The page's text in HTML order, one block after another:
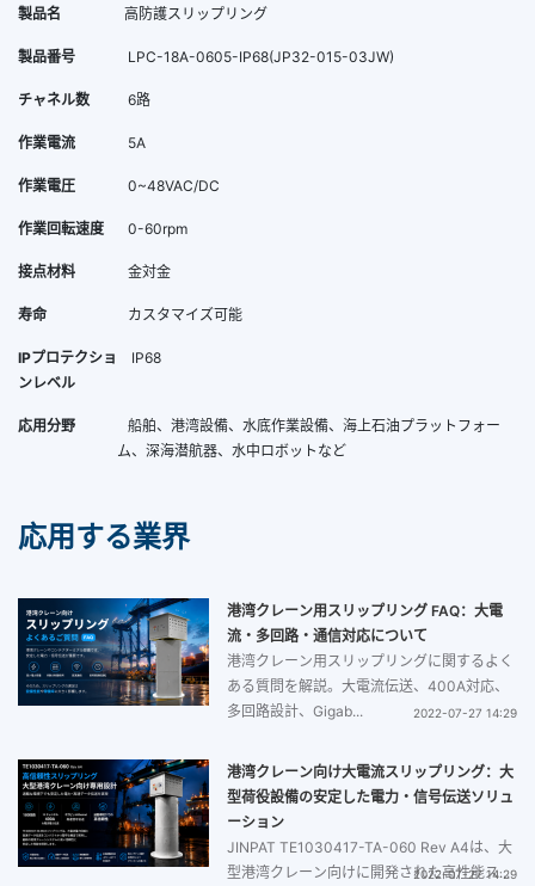
製品名 高防護スリップリング
製品番号 LPC-18A-0605-IP68(JP32-015-03JW)
チャネル数 6路
作業電流 5A
作業電圧 0~48VAC/DC
作業回転速度 0-60rpm
接点材料 金対金
寿命 カスタマイズ可能
IPプロテクショ
ンレベル
IP68
応用分野
船舶、港湾設備、水底作業設備、海上石油プラットフォー
ム、深海潜航器、水中ロボットなど
応用する業界
港湾クレーン用スリップリング FAQ：大電
流・多回路・通信対応について
港湾クレーン用スリップリングに関するよく
ある質問を解説。大電流伝送、400A対応、
多回路設計、Gigab...
2022-07-27 14:29
港湾クレーン向け大電流スリップリング：大
型荷役設備の安定した電力・信号伝送ソリュ
ーション
JINPAT TE1030417-TA-060 Rev A4は、大
型港湾クレーン向けに開発された高性能ス...
2022-07-27 14:29